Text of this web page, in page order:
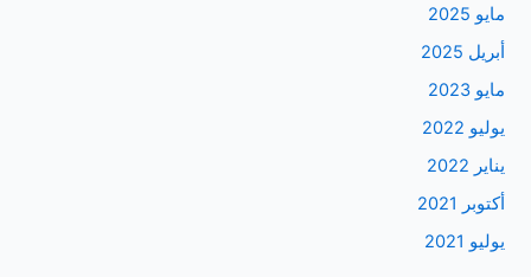
مايو 2025
أبريل 2025
مايو 2023
يوليو 2022
يناير 2022
أكتوبر 2021
يوليو 2021